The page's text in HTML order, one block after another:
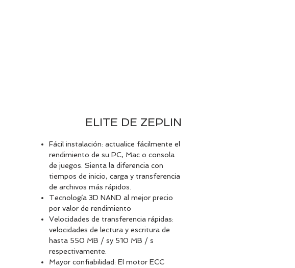
ELITE DE ZEPLIN
Fácil instalación: actualice fácilmente el
rendimiento de su PC, Mac o consola
de juegos. Sienta la diferencia con
tiempos de inicio, carga y transferencia
de archivos más rápidos.
Tecnología 3D NAND al mejor precio
por valor de rendimiento
Velocidades de transferencia rápidas:
velocidades de lectura y escritura de
hasta 550 MB / sy 510 MB / s
respectivamente.
Mayor confiabilidad: El motor ECC